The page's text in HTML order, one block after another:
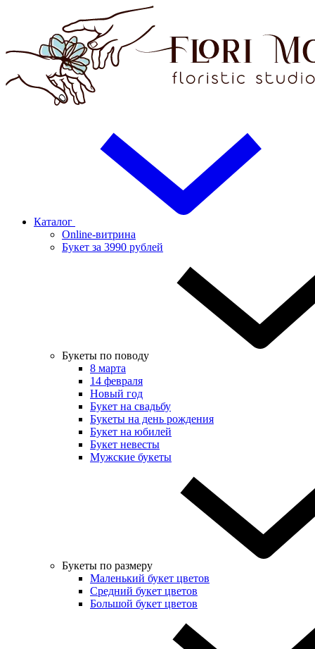
Каталог
Online-витрина
Букет за 3990 рублей
Букеты по поводу
8 марта
14 февраля
Новый год
Букет на свадьбу
Букеты на день рождения
Букет на юбилей
Букет невесты
Мужские букеты
Букеты по размеру
Маленький букет цветов
Средний букет цветов
Большой букет цветов